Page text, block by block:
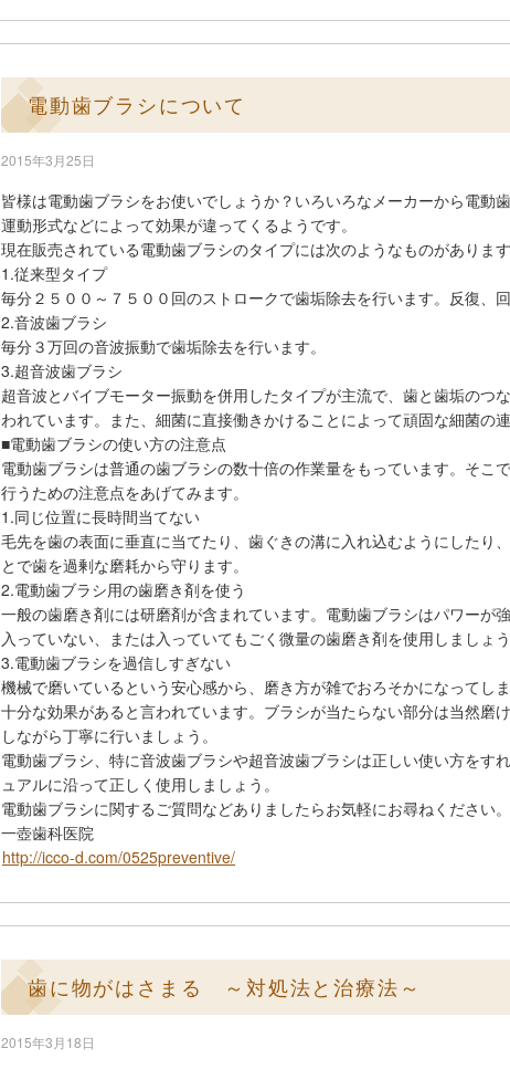
電動歯ブラシについて
2015年3月25日
皆様は電動歯ブラシをお使いでしょうか？いろいろなメーカーから電動
運動形式などによって効果が違ってくるようです。
現在販売されている電動歯ブラシのタイプには次のようなものがあります
1.従来型タイプ
毎分２５００～７５００回のストロークで歯垢除去を行います。反復、
2.音波歯ブラシ
毎分３万回の音波振動で歯垢除去を行います。
3.超音波歯ブラシ
超音波とバイブモーター振動を併用したタイプが主流で、歯と歯垢のつ
われています。また、細菌に直接働きかけることによって頑固な細菌の
■電動歯ブラシの使い方の注意点
電動歯ブラシは普通の歯ブラシの数十倍の作業量をもっています。そこ
行うための注意点をあげてみます。
1.同じ位置に長時間当てない
毛先を歯の表面に垂直に当てたり、歯ぐきの溝に入れ込むようにしたり
とで歯を過剰な磨耗から守ります。
2.電動歯ブラシ用の歯磨き剤を使う
一般の歯磨き剤には研磨剤が含まれています。電動歯ブラシはパワーが
入っていない、または入っていてもごく微量の歯磨き剤を使用しましょう
3.電動歯ブラシを過信しすぎない
機械で磨いているという安心感から、磨き方が雑でおろそかになってし
十分な効果があると言われています。ブラシが当たらない部分は当然磨
しながら丁寧に行いましょう。
電動歯ブラシ、特に音波歯ブラシや超音波歯ブラシは正しい使い方をす
ュアルに沿って正しく使用しましょう。
電動歯ブラシに関するご質問などありましたらお気軽にお尋ねください。
一壺歯科医院
http://icco-d.com/0525preventive/
歯に物がはさまる ～対処法と治療法～
2015年3月18日